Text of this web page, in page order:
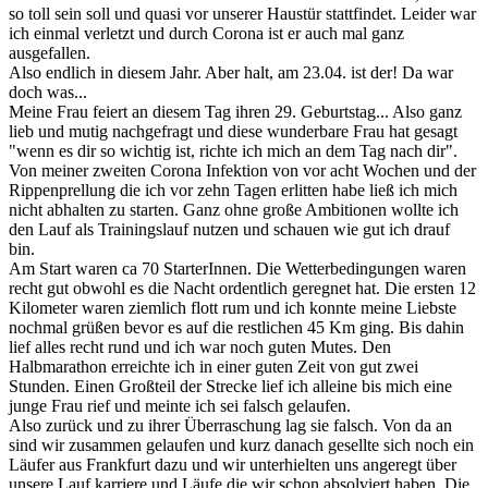
so toll sein soll und quasi vor unserer Haustür stattfindet. Leider war
ich einmal verletzt und durch Corona ist er auch mal ganz
ausgefallen.
Also endlich in diesem Jahr. Aber halt, am 23.04. ist der! Da war
doch was...
Meine Frau feiert an diesem Tag ihren 29. Geburtstag... Also ganz
lieb und mutig nachgefragt und diese wunderbare Frau hat gesagt
"wenn es dir so wichtig ist, richte ich mich an dem Tag nach dir".
Von meiner zweiten Corona Infektion von vor acht Wochen und der
Rippenprellung die ich vor zehn Tagen erlitten habe ließ ich mich
nicht abhalten zu starten. Ganz ohne große Ambitionen wollte ich
den Lauf als Trainingslauf nutzen und schauen wie gut ich drauf
bin.
Am Start waren ca 70 StarterInnen. Die Wetterbedingungen waren
recht gut obwohl es die Nacht ordentlich geregnet hat. Die ersten 12
Kilometer waren ziemlich flott rum und ich konnte meine Liebste
nochmal grüßen bevor es auf die restlichen 45 Km ging. Bis dahin
lief alles recht rund und ich war noch guten Mutes. Den
Halbmarathon erreichte ich in einer guten Zeit von gut zwei
Stunden. Einen Großteil der Strecke lief ich alleine bis mich eine
junge Frau rief und meinte ich sei falsch gelaufen.
Also zurück und zu ihrer Überraschung lag sie falsch. Von da an
sind wir zusammen gelaufen und kurz danach gesellte sich noch ein
Läufer aus Frankfurt dazu und wir unterhielten uns angeregt über